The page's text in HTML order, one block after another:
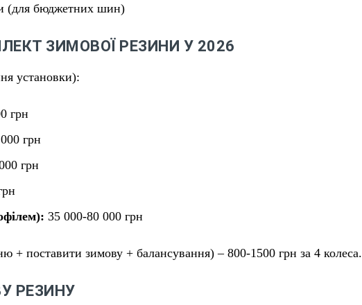
(для бюджетних шин)
ЗИМОВОЇ РЕЗИНИ У 2026
установки):
грн
грн
грн
35 000-80 000 грн
+ поставити зимову + балансування) – 800-1500 грн за 4 колеса.
РЕЗИНУ